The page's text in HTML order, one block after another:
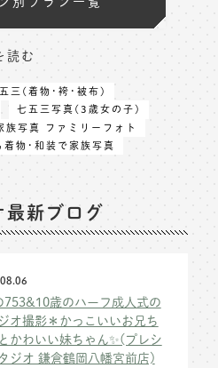
読む
三(着物･袴･被布)
七五三写真(3歳女の子)
族写真 ファミリーフォト
着物･和装で家族写真
最新ブログ
753&10歳のハーフ成人式の
オ撮影＊かっこいいお兄ち
かわいい妹ちゃん✨(プレシ
ジオ 鎌倉鶴岡八幡宮前店)